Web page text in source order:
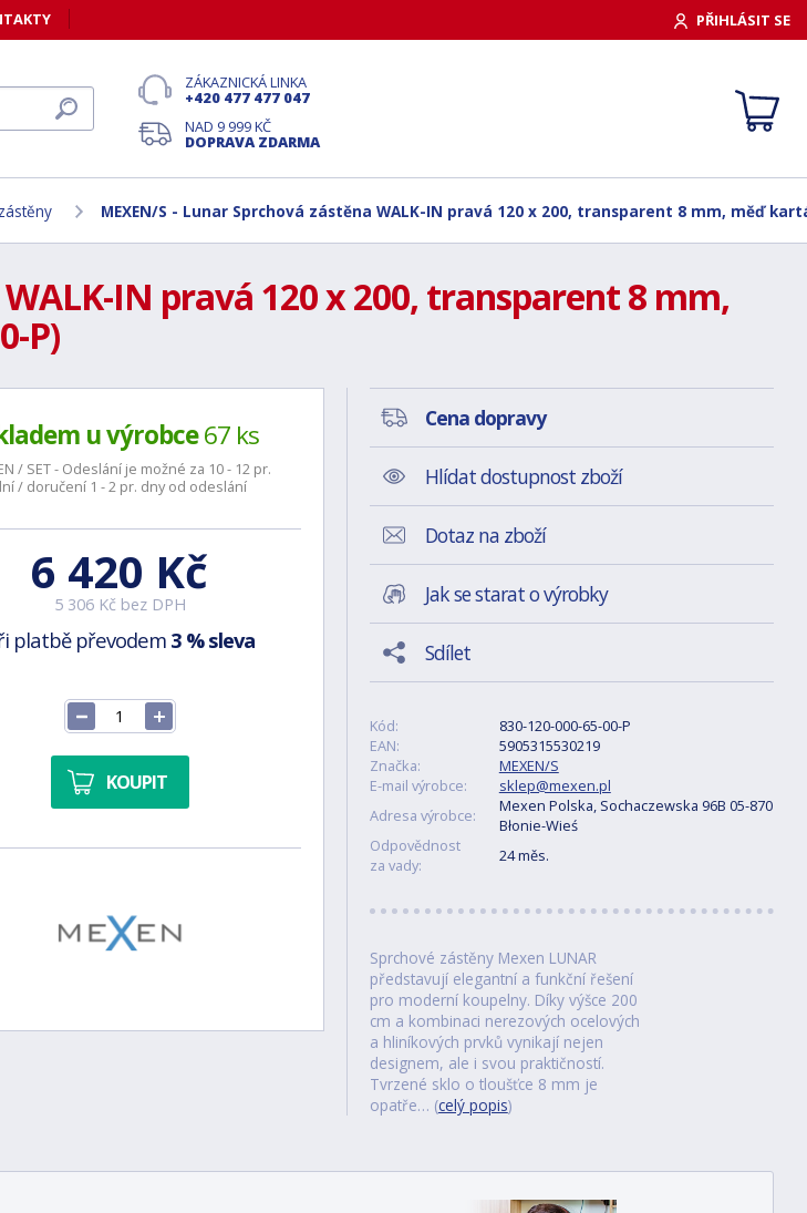
PŘIHLÁSIT SE
ZÁKAZNICKÁ LINKA
+420 477 477 047
NAD 9 999 KČ
DOPRAVA ZDARMA
MEXEN/S - Lunar Sprchová zástěna WALK-IN pravá 120 x 200, transparent 8 mm, měď
IN pravá 120 x 200, transparent 8 mm,
P)
u výrobce67 ks
/ SET - Odeslání je možné za 10 - 12 pr.
/ doručení 1 - 2 pr. dny od odeslání
6 420 Kč
5 306 Kč bez DPH
platbě převodem 3 % sleva
KOUPIT
Cena dopravy
Hlídat dostupnost zboží
Dotaz na zboží
Jak se starat o výrobky
Sdílet
Kód:
830-120-000-65-00-P
EAN:
5905315530219
Značka:
MEXEN/S
E-mail výrobce:
sklep@mexen.pl
Adresa výrobce:
Mexen Polska, Sochaczewska 96B 05-870
Błonie-Wieś
Odpovědnost
za vady:
24 měs.
Sprchové zástěny Mexen LUNAR
představují elegantní a funkční řešení
pro moderní koupelny. Díky výšce 200
cm a kombinaci nerezových ocelových
a hliníkových prvků vynikají nejen
designem, ale i svou praktičností.
Tvrzené sklo o tloušťce 8 mm je
opatře… (celý popis)